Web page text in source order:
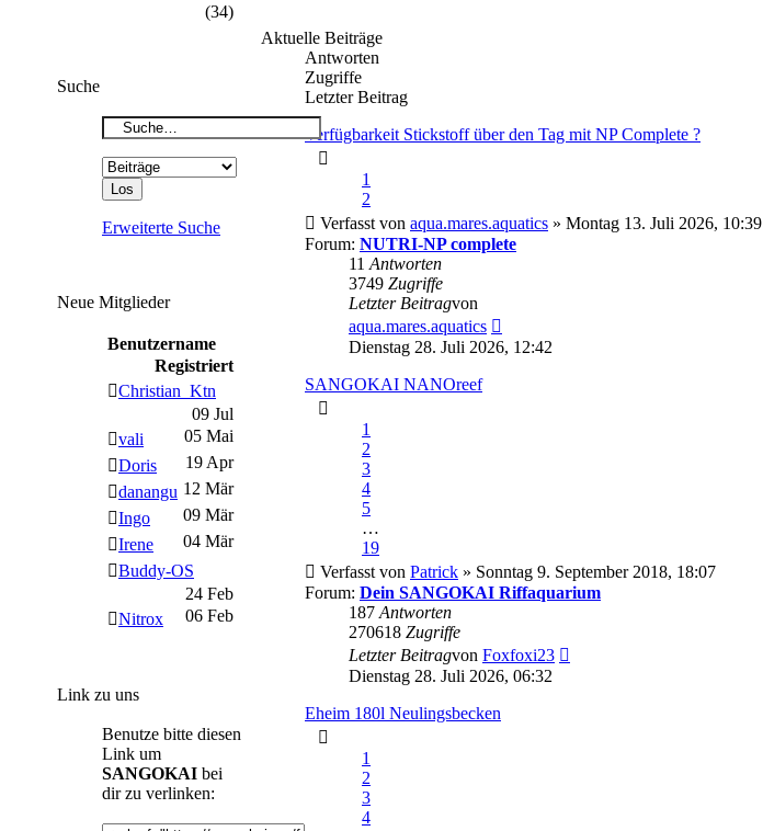
Aktuelle Beiträge
Antworten
Zugriffe
Letzter Beitrag
Verfügbarkeit Stickstoff über den Tag mit NP Complete ?
1
2
Verfasst von aqua.mares.aquatics » Montag 13. Juli 2026, 10:39
Forum: NUTRI-NP complete
11 Antworten
3749 Zugriffe
Letzter Beitragvon
aqua.mares.aquatics
Beitrag
Dienstag 28. Juli 2026, 12:42
SANGOKAI NANOreef
1
2
3
4
5
…
19
Verfasst von Patrick » Sonntag 9. September 2018, 18:07
Forum: Dein SANGOKAI Riffaquarium
187 Antworten
270618 Zugriffe
Letzter Beitragvon Foxfoxi23
Dienstag 28. Juli 2026, 06:32
Eheim 180l Neulingsbecken
1
2
3
4
(34)
Suche
Erweiterte Suche
Neue Mitglieder
Benutzername
Registriert
Christian_Ktn
09 Jul
vali
05 Mai
Doris
19 Apr
danangu 12 Mär
Ingo
09 Mär
Irene
04 Mär
Buddy-OS
24 Feb
Nitrox
06 Feb
Link zu uns
Benutze bitte diesen
Link um
SANGOKAI bei
dir zu verlinken: